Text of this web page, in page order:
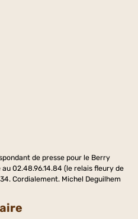
de presse pour le Berry
02.48.96.14.84 (le relais fleury de
Cordialement. Michel Deguilhem